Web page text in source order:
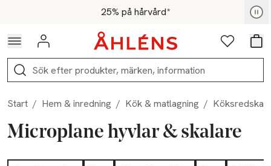
Hoppa till navigationsmenyn25% på hårvård*
För medlemmar - Shoppa nu
Logga in Favoriter
Sök
Start / Hem & inredning / Kök & matlagning / Köksredskap
Microplane hyvlar & skalare